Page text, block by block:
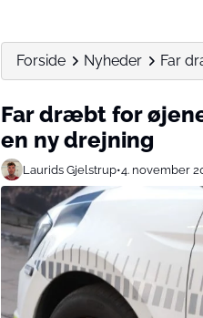
Forside Nyheder Far
Far dræbt for
en ny drejning
Laurids Gjelstrup•4. november